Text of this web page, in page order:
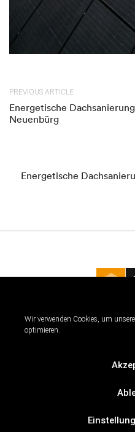
Wir verwenden Cookies, um
optimieren.
PREVIOUS ARTICLE
Energetische
Neuenbürg
Energetische
Kontakt Impressum
sozialen